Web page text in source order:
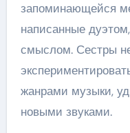
запоминающейся
написанные
смыслом. Сестры
жанрами музыки,
новыми звуками.